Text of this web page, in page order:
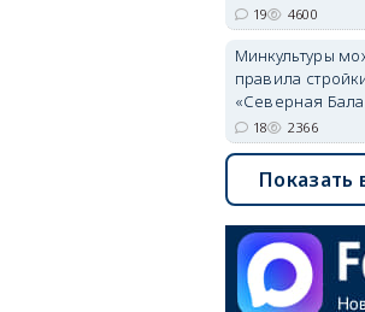
19 4600
Минкультуры
правила
«Северная
18 2366
Показать